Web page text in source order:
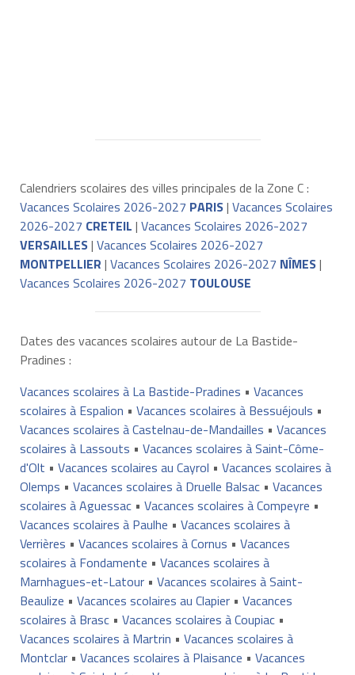
Calendriers scolaires des villes principales de la Zone C :
Vacances Scolaires 2026-2027 PARIS| Vacances Scolaires
2026-2027 CRETEIL | Vacances Scolaires 2026-2027
VERSAILLES| Vacances Scolaires 2026-2027
MONTPELLIER | Vacances Scolaires 2026-2027 NÎMES|
Vacances Scolaires 2026-2027 TOULOUSE
Dates des vacances scolaires autour de La Bastide-
Pradines :
Vacances scolaires à La Bastide-Pradines • Vacances
scolaires à Espalion • Vacances scolaires à Bessuéjouls •
Vacances scolaires à Castelnau-de-Mandailles • Vacances
scolaires à Lassouts • Vacances scolaires à Saint-Côme-
d'Olt • Vacances scolaires au Cayrol • Vacances scolaires à
Olemps • Vacances scolaires à Druelle Balsac• Vacances
scolaires à Aguessac• Vacances scolaires à Compeyre •
Vacances scolaires à Paulhe • Vacances scolaires à
Verrières • Vacances scolaires à Cornus • Vacances
scolaires à Fondamente • Vacances scolaires à
Marnhagues-et-Latour• Vacances scolaires à Saint-
Beaulize • Vacances scolaires au Clapier• Vacances
scolaires à Brasc• Vacances scolaires à Coupiac•
Vacances scolaires à Martrin • Vacances scolaires à
Montclar• Vacances scolaires à Plaisance • Vacances